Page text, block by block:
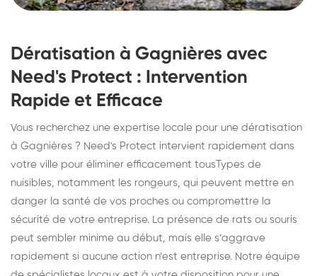
Dératisation à Gagnières avec
Need's Protect : Intervention
Rapide et Efficace
Vous recherchez une expertise locale pour une dératisation
à Gagnières ? Need's Protect intervient rapidement dans
votre ville pour éliminer efficacement tousTypes de
nuisibles, notamment les rongeurs, qui peuvent mettre en
danger la santé de vos proches ou compromettre la
sécurité de votre entreprise. La présence de rats ou souris
peut sembler minime au début, mais elle s’aggrave
rapidement si aucune action n’est entreprise. Notre équipe